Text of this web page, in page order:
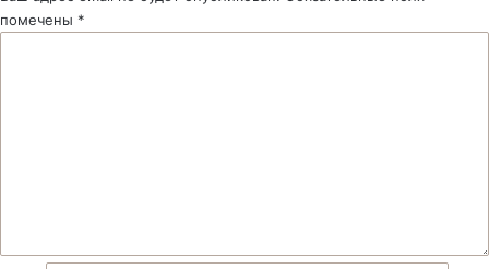
помечены *
и